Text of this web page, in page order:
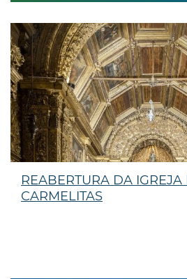
REABERTURA DA IGREJA
CARMELITAS